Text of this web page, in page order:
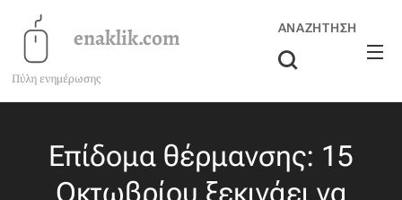
enaklik.com
Πύλη ενημέρωσης
ΑΝΑΖΉΤΗΣΗ
Επίδομα θέρμανσης: 15
Οκτωβρίου ξεκινάει να